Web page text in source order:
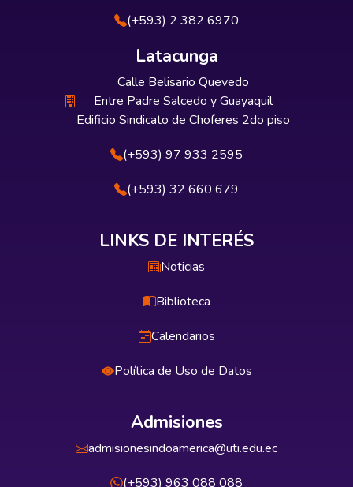
(+593) 2 382 6970
Latacunga
Calle Belisario Quevedo
Entre Padre Salcedo y Guayaquil
Edificio Sindicato de Choferes 2do piso
(+593) 97 933 2595
(+593) 32 660 679
LINKS DE INTERÉS
Noticias
Biblioteca
Calendarios
Política de Uso de Datos
Admisiones
admisionesindoamerica@uti.edu.ec
(+593) 963 088 088